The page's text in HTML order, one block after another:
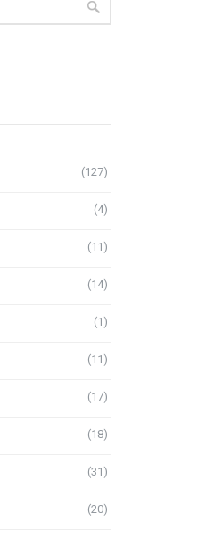
(127)
(4)
(11)
(14)
(1)
(11)
(17)
(18)
(31)
(20)